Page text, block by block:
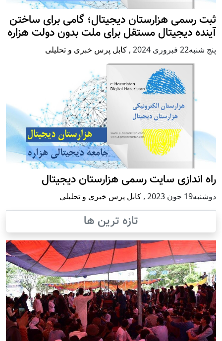
ثبت رسمی هزارستان دیجیتال؛ گامی برای ساختن
آینده دیجیتال مستقل برای ملت بدون دولت هزاره
پنج شنبه22 فبروری 2024 , کابل پرس خبری و تحلیلی
راه اندازی سایت رسمی هزارستان دیجیتال
دوشنبه19 جون 2023 , کابل پرس خبری و تحلیلی
تازه ترین ها